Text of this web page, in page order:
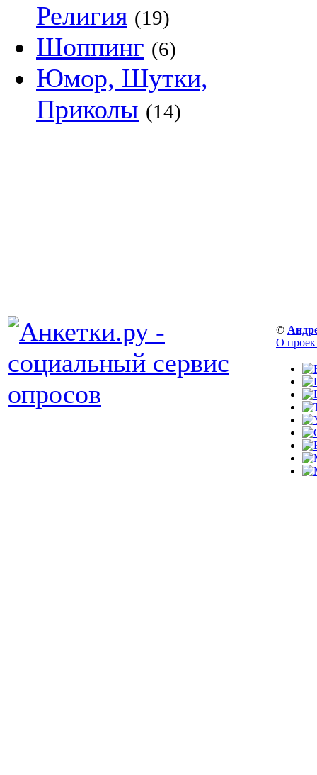
Религия (19)
Шоппинг (6)
Юмор, Шутки,
Приколы (14)
©
О